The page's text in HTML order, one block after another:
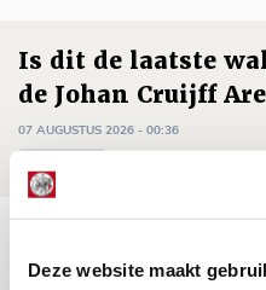
Deze website maakt
Is dit de laatste
de Johan Cruijff
07 AUGUSTUS 2026 - 00:36
voor mijn club is